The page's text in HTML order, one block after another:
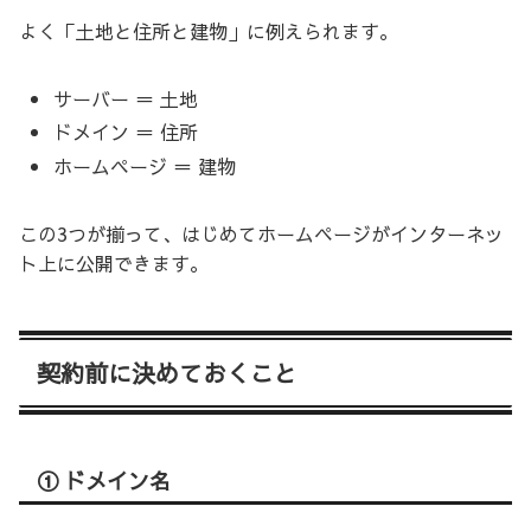
よく「土地と住所と建物」に例えられます。
サーバー ＝ 土地
ドメイン ＝ 住所
ホームページ ＝ 建物
この3つが揃って、はじめてホームページがインターネッ
ト上に公開できます。
契約前に決めておくこと
① ドメイン名